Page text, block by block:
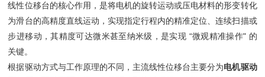
线性位移台的核心作用，是将电机的旋转运动或压电材料的形变转化
为滑台的高精度直线运动，实现指定行程内的精准定位、连续扫描或
步进移动，其精度可达微米甚至纳米级，是实现 “微观精准操作" 的
关键。
根据驱动方式与工作原理的不同，主流线性位移台主要分为电机驱动